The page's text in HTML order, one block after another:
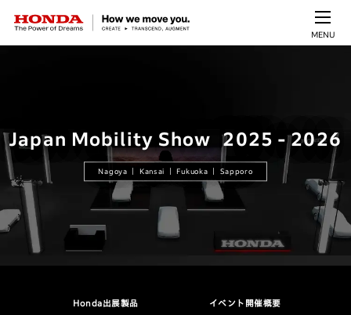
MENU
Japan Mobility Show 2025 - 2026
Nagoya ｜ Kansai ｜ Fukuoka ｜ Sapporo
Honda出展製品 イベント開催概要